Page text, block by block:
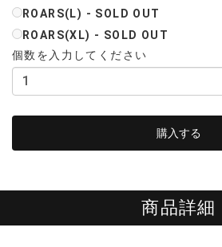
ROARS(L) - SOLD OUT
ROARS(XL) - SOLD OUT
個数を入力してください
商品詳細